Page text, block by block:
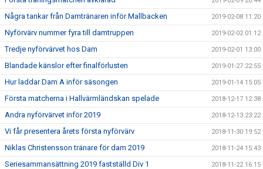
Några tankar från Damtränaren inför Mallbacken 2019-02-08 11:20
Nyförvärv nummer fyra till damtruppen 2019-02-02 01:12
Tredje nyförvärvet hos Dam 2019-02-01 13:00
Blandade känslor efter finalförlusten 2019-01-27 22:55
Hur laddar Dam A inför säsongen 2019-01-14 15:05
Första matcherna i Hallvärmländskan spelade 2018-12-17 12:38
Andra nyförvärvet inför 2019 2018-12-13 23:22
Vi får presentera årets första nyförvärv 2018-11-30 19:52
Niklas Christensson tränare för dam 2019 2018-11-24 15:43
Seriesammansättning 2019 fastställd Div 1 2018-11-22 16:15